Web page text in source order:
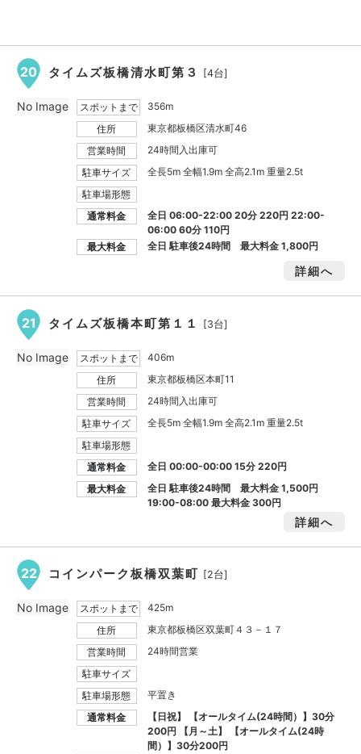
20 タイムズ板橋清水町第３ [4台]
スポットまで
356m
住所
東京都板橋区清水町46
営業時間
24時間入出庫可
駐車サイズ
全長5m 全幅1.9m 全高2.1m 重量2.5t
駐車場形態
通常料金
全日 06:00-22:00 20分 220円 22:00-
06:00 60分 110円
最大料金
全日 駐車後24時間 最大料金1,800円
詳細へ
No Image
21 タイムズ板橋本町第１１ [3台]
スポットまで
406m
住所
東京都板橋区本町11
営業時間
24時間入出庫可
駐車サイズ
全長5m 全幅1.9m 全高2.1m 重量2.5t
駐車場形態
通常料金
全日 00:00-00:00 15分 220円
最大料金
全日 駐車後24時間 最大料金1,500円
19:00-08:00 最大料金300円
詳細へ
No Image
22 コインパーク板橋双葉町 [2台]
スポットまで
425m
住所
東京都板橋区双葉町４３－１７
営業時間
24時間営業
駐車サイズ
駐車場形態
平置き
通常料金
【日祝】 【オールタイム(24時間）】30分
200円 【月～土】 【オールタイム(24時
間）】30分200円
No Image